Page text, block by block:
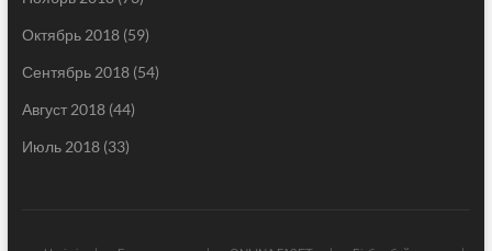
Октябрь 2018(59)
Сентябрь 2018(54)
Август 2018(44)
Июль 2018(33)